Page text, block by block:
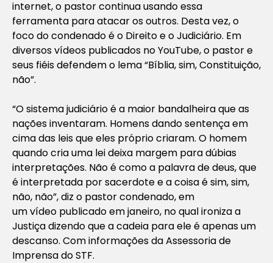
internet, o pastor continua usando essa
ferramenta para atacar os outros. Desta vez, o
foco do condenado é o Direito e o Judiciário. Em
diversos vídeos publicados no YouTube, o pastor e
seus fiéis defendem o lema “Bíblia, sim, Constituição,
não”.
“O sistema judiciário é a maior bandalheira que as
nações inventaram. Homens dando sentença em
cima das leis que eles próprio criaram. O homem
quando cria uma lei deixa margem para dúbias
interpretações. Não é como a palavra de deus, que
é interpretada por sacerdote e a coisa é sim, sim,
não, não”, diz o pastor condenado, em
um vídeo publicado em janeiro, no qual ironiza a
Justiça dizendo que a cadeia para ele é apenas um
descanso. Com informações da Assessoria de
Imprensa do STF.